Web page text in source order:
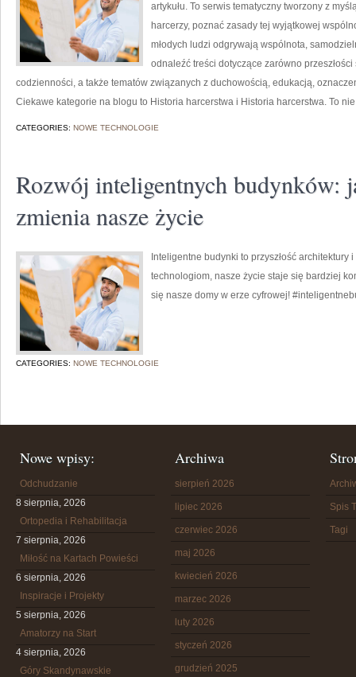
artykułu. To serwis tematyczny tworzony z
harcerzy, poznać zasady tej wyjątkowej
młodych ludzi odgrywają wspólnota,
odnaleźć treści dotyczące zarówno
codzienności, a także tematów związanych z duchowością, edukacją,
Ciekawe kategorie na blogu to Historia harcerstwa i Historia harcerstwa. To
CATEGORIES: NOWE TECHNOLOGIE
Rozwój inteligentnych budynków:
zmienia nasze życie
Inteligentne budynki to przyszłość
technologiom, nasze życie staje się bardziej
się nasze domy w erze cyfrowej!
CATEGORIES: NOWE TECHNOLOGIE
Nowe wpisy:
Odchudzanie
8 sierpnia, 2026
Ortopedia i Rehabilitacja
7 sierpnia, 2026
Miłość na Kartach Powieści
6 sierpnia, 2026
Inspiracje i Projekty
5 sierpnia, 2026
Amatorzy na Start
4 sierpnia, 2026
Góry Skandynawskie
Archiwa
sierpień 2026
lipiec 2026
czerwiec 2026
maj 2026
kwiecień 2026
marzec 2026
luty 2026
styczeń 2026
grudzień 2025
Spis
Tagi